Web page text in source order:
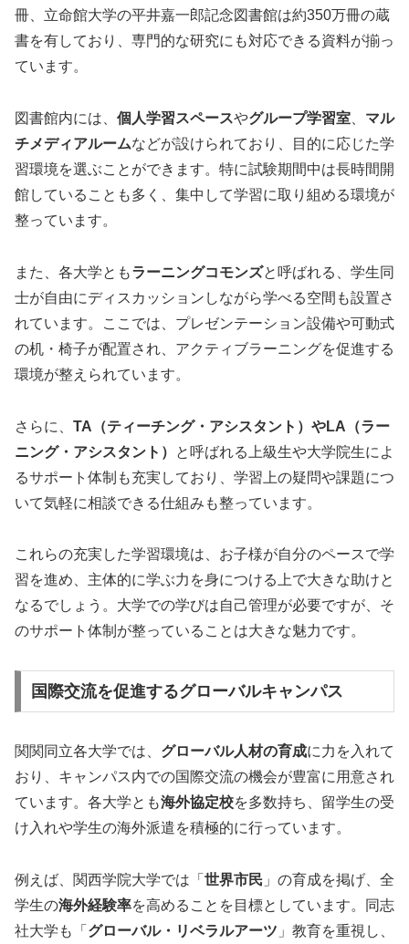
冊、立命館大学の平井嘉一郎記念図書館は約350万冊の蔵
書を有しており、専門的な研究にも対応できる資料が揃っ
ています。
図書館内には、 個人学習スペースやグループ学習室
マル
チメディアルームなどが設けられており、目的に応じた学
習環境を選ぶことができます。特に試験期間中は長時間開
館していることも多く、集中して学習に取り組める環境が
整っています。
また、各大学ともラーニングコモンズと呼ばれる、学生同
士が自由にディスカッションしながら学べる空間も設置さ
れています。ここでは、プレゼンテーション設備や可動式
の机・椅子が配置され、アクティブラーニングを促進する
環境が整えられています。
さらに、 TA（ティーチング・アシスタント）やLA（ラー
ニング・アシスタント）
と呼ばれる上級生や大学院生によ
るサポート体制も充実しており、学習上の疑問や課題につ
いて気軽に相談できる仕組みも整っています。
これらの充実した学習環境は、お子様が自分のペースで学
習を進め、主体的に学ぶ力を身につける上で大きな助けと
なるでしょう。大学での学びは自己管理が必要ですが、そ
のサポート体制が整っていることは大きな魅力です。
国際交流を促進するグローバルキャンパス
関関同立各大学では、 グローバル人材の育成に力を入れて
おり、キャンパス内での国際交流の機会が豊富に用意され
ています。各大学とも海外協定校を多数持ち、留学生の受
け入れや学生の海外派遣を積極的に行っています。
例えば、関西学院大学では「 世界市民 」の育成を掲げ、全
学生の海外経験率を高めることを目標としています。同志
社大学も「 グローバル・リベラルアーツ 」教育を重視し、